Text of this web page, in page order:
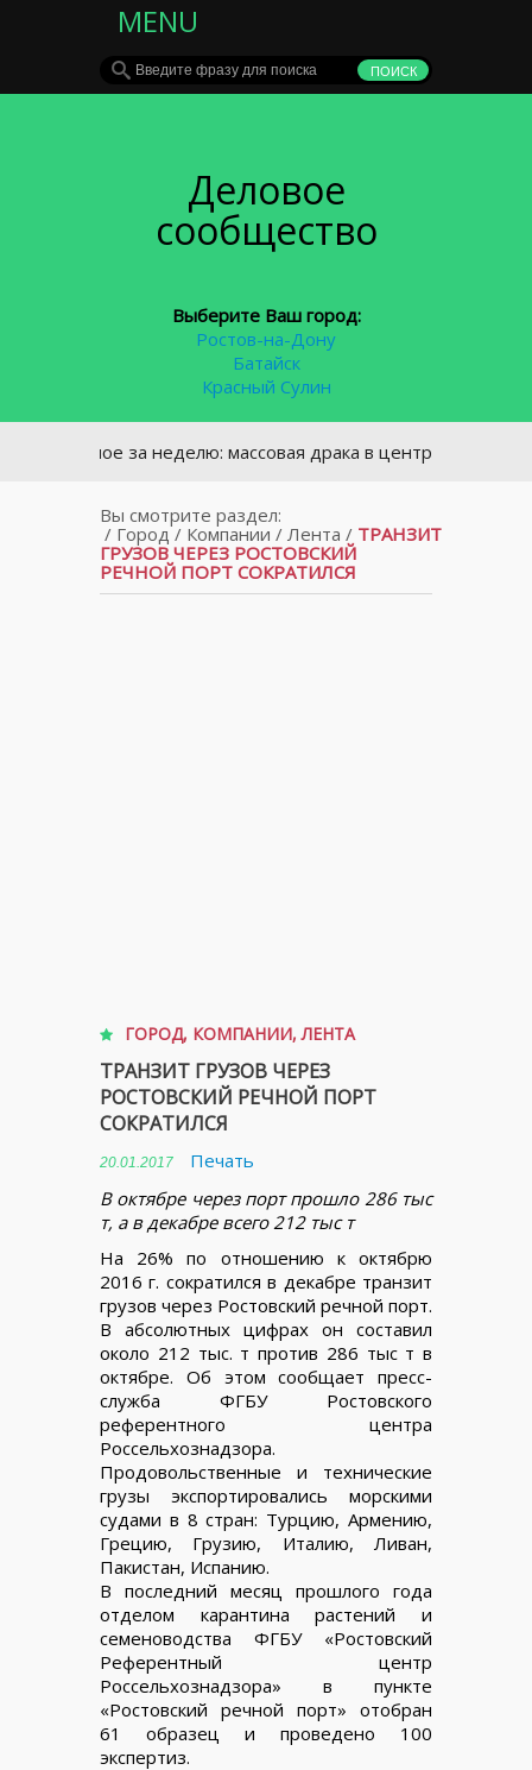
MENU
Деловое
сообщество
Выберите Ваш город:
Ростов-на-Дону
Батайск
Красный Сулин
Главное за неделю: массовая драка в центре Ростова и
Вы смотрите раздел:
/ Город/ Компании / Лента / ТРАНЗИТ
ГРУЗОВ ЧЕРЕЗ РОСТОВСКИЙ
РЕЧНОЙ ПОРТ СОКРАТИЛСЯ
ГОРОД, КОМПАНИИ,ЛЕНТА
ТРАНЗИТ ГРУЗОВ ЧЕРЕЗ
РОСТОВСКИЙ РЕЧНОЙ ПОРТ
СОКРАТИЛСЯ
20.01.2017
Печать
В октябре через порт прошло 286 тыс
т, а в декабре всего 212 тыс т
На 26% по отношению к октябрю
2016 г. сократился в декабре транзит
грузов через Ростовский речной порт.
В абсолютных цифрах он составил
около 212 тыс. т против 286 тыс т в
октябре. Об этом сообщает пресс-
служба ФГБУ Ростовского
референтного центра
Россельхознадзора.
Продовольственные и технические
грузы экспортировались морскими
судами в 8 стран: Турцию, Армению,
Грецию, Грузию, Италию, Ливан,
Пакистан, Испанию.
В последний месяц прошлого года
отделом карантина растений и
семеноводства ФГБУ «Ростовский
Референтный центр
Россельхознадзора» в пункте
«Ростовский речной порт» отобран
61 образец и проведено 100
экспертиз.